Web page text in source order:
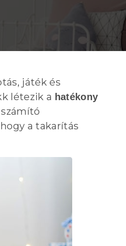
játék és
létezik a hatékony
a takarítás